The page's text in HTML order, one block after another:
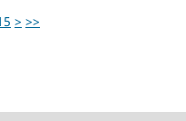
> >>